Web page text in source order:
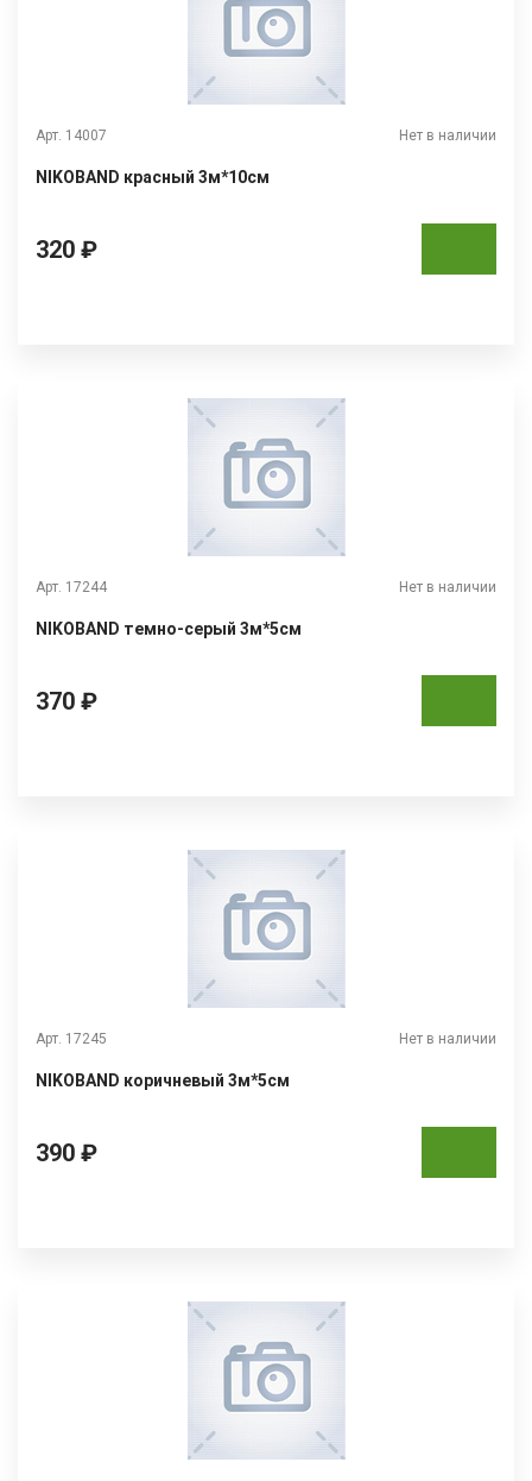
Арт. 14007 Нет в наличии
NIKOBAND красный 3м*10см
320 ₽
Арт. 17244 Нет в наличии
NIKOBAND темно-серый 3м*5см
370 ₽
Арт. 17245 Нет в наличии
NIKOBAND коричневый 3м*5см
390 ₽